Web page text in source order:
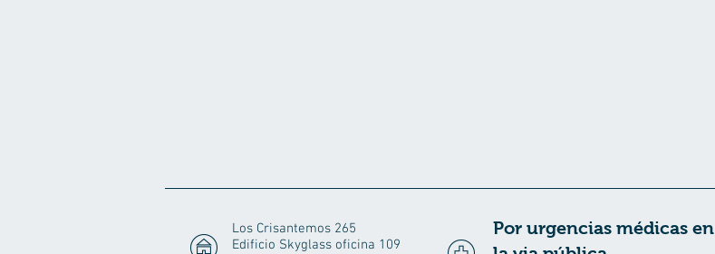
Los Crisantemos 265
Edificio Skyglass oficina 109
Por urgencias médicas en